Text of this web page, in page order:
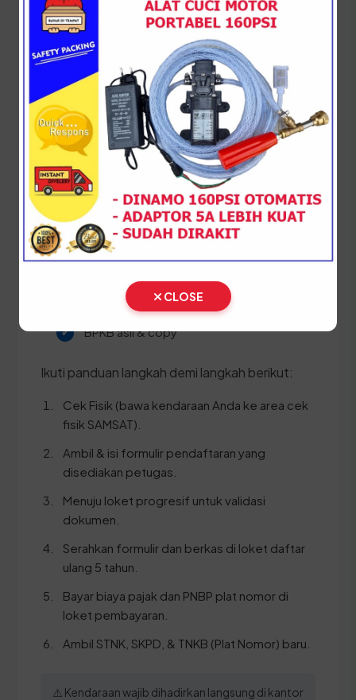
STNK yang asli agar proses verifikasi di sistem
SAMSAT Boyolali dapat berjalan lancar tanpa
kendala kecocokan data.
Panduan Pajak 5 Tahunan
(Ganti Plat) di Jawa Tengah
Setiap lima tahun, pemilik kendaraan wajib
melakukan pergantian pelat nomor dan cek fisik
kendaraan. Siapkan dokumen tambahan ini:
STNK asli
SKPD asli
BPKB asli & copy
Ikuti panduan langkah demi langkah berikut:
Cek Fisik (bawa kendaraan Anda ke area cek
fisik SAMSAT).
Ambil & isi formulir pendaftaran yang
disediakan petugas.
Menuju loket progresif untuk validasi
dokumen.
Serahkan formulir dan berkas di loket daftar
ulang 5 tahun.
Bayar biaya pajak dan PNBP plat nomor di
loket pembayaran.
Ambil STNK, SKPD, & TNKB (Plat Nomor) baru.
⚠️ Kendaraan wajib dihadirkan langsung di kantor
CLOSE